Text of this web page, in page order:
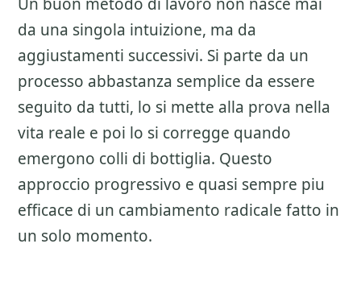
da una singola intuizione, ma da
aggiustamenti successivi. Si parte da un
processo abbastanza semplice da essere
seguito da tutti, lo si mette alla prova nella
vita reale e poi lo si corregge quando
emergono colli di bottiglia. Questo
approccio progressivo e quasi sempre piu
efficace di un cambiamento radicale fatto in
un solo momento.